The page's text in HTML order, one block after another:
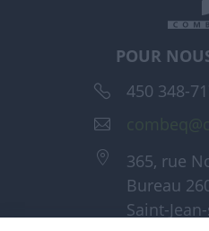
POUR
450 348-
365, rue
Bureau
Saint-